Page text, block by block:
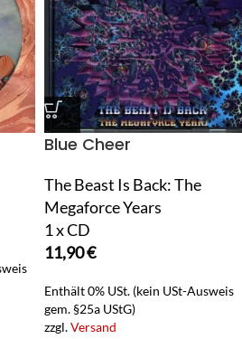
Blue Cheer
The Beast Is Back: The
Megaforce Years
1 x CD
11,90€
Enthält 0% USt. (kein USt-Ausweis
gem. §25a UStG)
zzgl.Versand